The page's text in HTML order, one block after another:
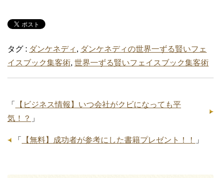
タグ : ダンケネディ , ダンケネディの世界一ずる賢いフェ
イスブック集客術, 世界一ずる賢いフェイスブック集客術
「
【ビジネス情報】いつ会社がクビになっても平
気！？ 」
「 【無料】成功者が参考にした書籍プレゼント！！ 」